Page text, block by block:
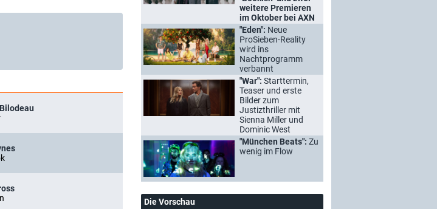
weitere Premieren
im Oktober bei AXN
"Eden": Neue
ProSieben-Reality
wird ins
Nachtprogramm
verbannt
"War": Starttermin,
Teaser und erste
Bilder zum
Justizthriller mit
Sienna Miller und
Dominic West
"München Beats": Zu
wenig im Flow
Die Vorschau